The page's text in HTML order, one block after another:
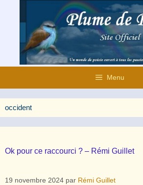
contenu
Menu
occident
Ok pour ce raccourci ? – Rémi Guillet
19 novembre 2024 par Rémi Guillet